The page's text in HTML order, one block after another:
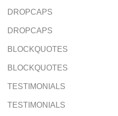
DROPCAPS
DROPCAPS
BLOCKQUOTES
BLOCKQUOTES
TESTIMONIALS
TESTIMONIALS